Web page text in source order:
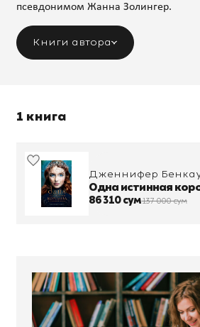
псевдонимом Жанна Золингер.
Книги автора
1 книга
Дженнифер
Одна истинная
86 310 сум137 000 сум